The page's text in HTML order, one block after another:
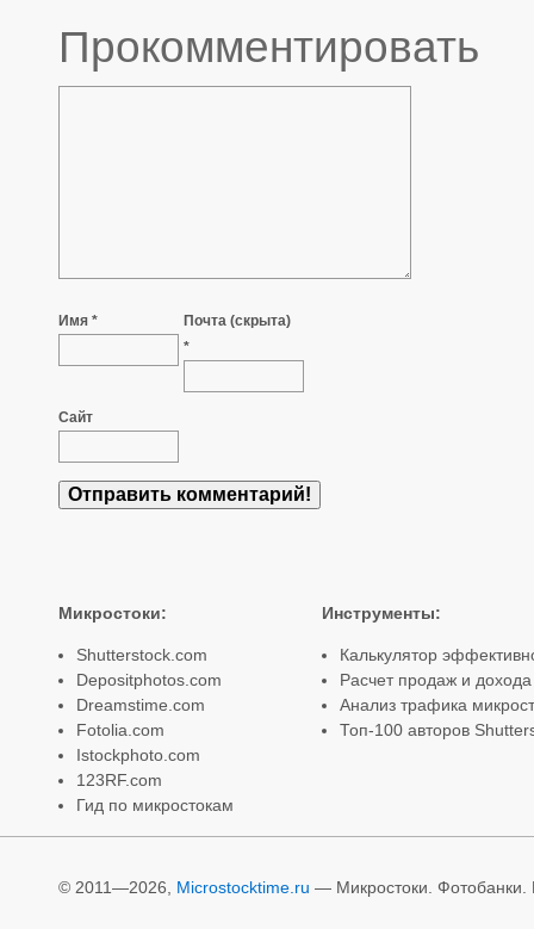
Прокомментировать
Имя *
Почта (скрыта)
*
Сайт
Микростоки:
Shutterstock.com
Depositphotos.com
Dreamstime.com
Fotolia.com
Istockphoto.com
123RF.com
Гид по микростокам
Инструменты:
Калькулятор
Расчет продаж и дохода
Анализ трафика
Топ-100 авторов
© 2011—2026, Microstocktime.ru — Микростоки. Фотобанки.